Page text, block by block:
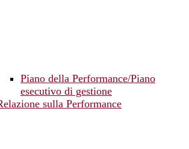
Piano della Performance/Piano
esecutivo di gestione
sulla Performance